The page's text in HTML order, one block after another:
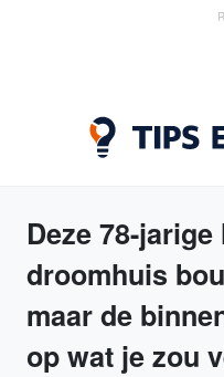
Deze 78-
droomhuis
maar de
op wat je zou